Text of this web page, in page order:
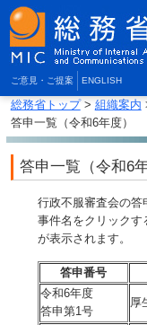
ご意見・ご提案 ENGLISH
総務省トップ> 組織案内
答申一覧（令和6年度）
答申一覧（令和6年
行政不服審査会の答
事件名をクリックす
が表示されます。
答申番号
令和6年度
答申第1号
厚